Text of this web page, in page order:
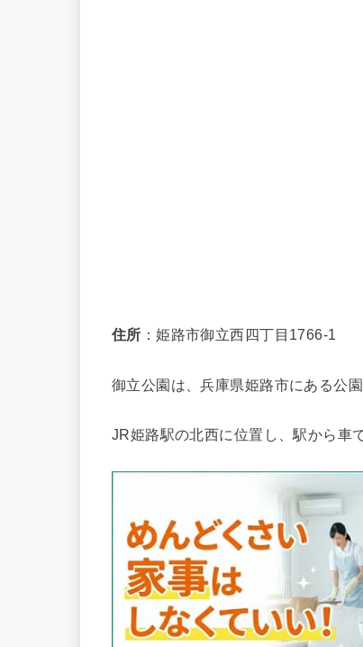
住所 ：姫路市御立西四丁目1766-1
御立公園は、兵庫県姫路市にある公
JR姫路駅の北西に位置し、駅から車